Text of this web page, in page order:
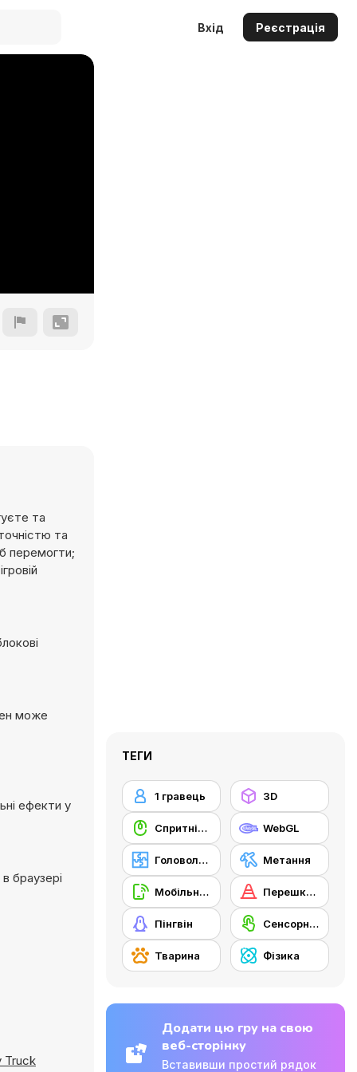
Вхід Реєстрація
та
та
перемогти;
може
ефекти у
браузері
Truck
ТЕГИ
1 гравець 3D
Cпритність миші WebGL
Головоломка Метання
Мобільний телефон Перешкода
Пінгвін Сенсорний екран
Тварина Фізика
Додати цю гру на свою
веб-сторінку
Вставивши простий рядок